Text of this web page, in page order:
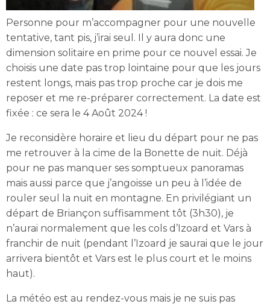
Personne pour m’accompagner pour une nouvelle
tentative, tant pis, j’irai seul. Il y aura donc une
dimension solitaire en prime pour ce nouvel essai. Je
choisis une date pas trop lointaine pour que les jours
restent longs, mais pas trop proche car je dois me
reposer et me re-préparer correctement. La date est
fixée : ce sera le 4 Août 2024 !
Je reconsidère horaire et lieu du départ pour ne pas
me retrouver à la cime de la Bonette de nuit. Déjà
pour ne pas manquer ses somptueux panoramas
mais aussi parce que j’angoisse un peu à l’idée de
rouler seul la nuit en montagne. En privilégiant un
départ de Briançon suffisamment tôt (3h30), je
n’aurai normalement que les cols d’Izoard et Vars à
franchir de nuit (pendant l’Izoard je saurai que le jour
arrivera bientôt et Vars est le plus court et le moins
haut).
La météo est au rendez-vous mais je ne suis pas